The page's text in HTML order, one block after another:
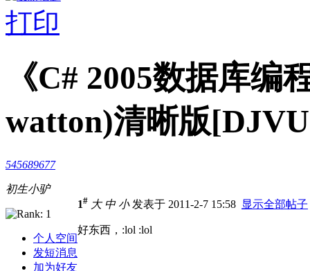
打印
《C# 2005数据库
watton)清晰版
545689677
初生小驴
个人空间
发短消息
加为好友
1# 大 中 小发表于 2011-2-7 15:58 显示全部帖子
好东西，:lol :lol